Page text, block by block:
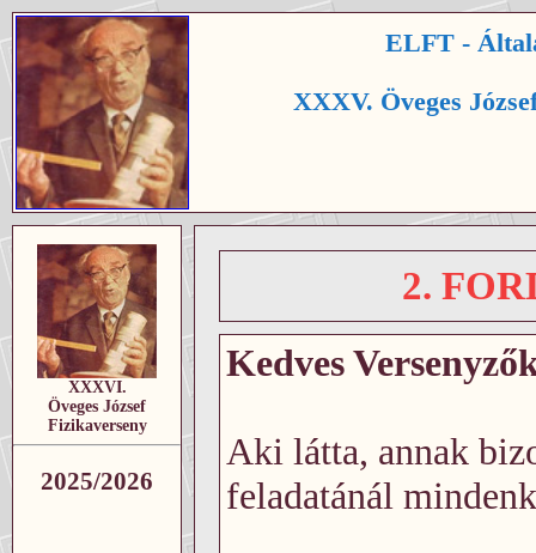
ELFT -
XXXV. Öveges
XXXVI.
Öveges József
Fizikaverseny
2025/2026
2.
Kedves
Aki látta, annak
feladatánál